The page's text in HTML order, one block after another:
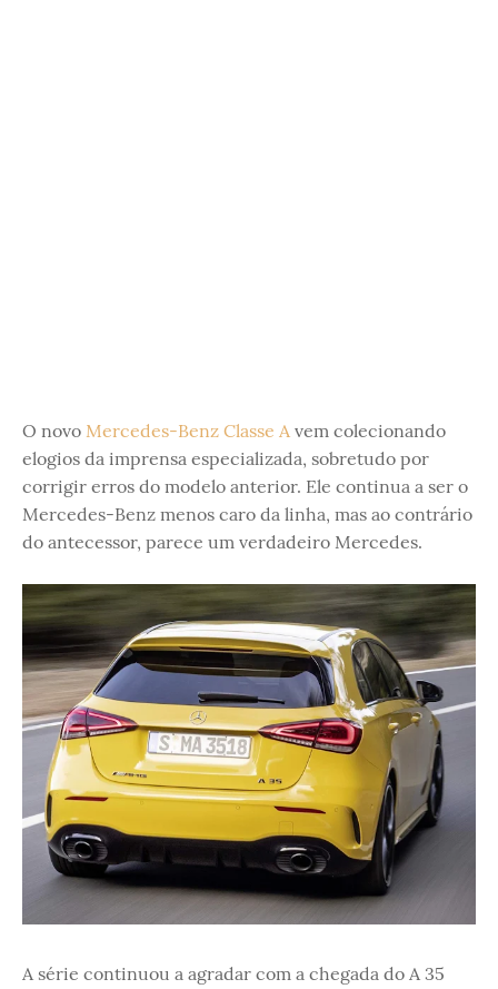
O novo Mercedes-Benz Classe A vem colecionando
elogios da imprensa especializada, sobretudo por
corrigir erros do modelo anterior. Ele continua a ser o
Mercedes-Benz menos caro da linha, mas ao contrário
do antecessor, parece um verdadeiro Mercedes.
A série continuou a agradar com a chegada do A 35